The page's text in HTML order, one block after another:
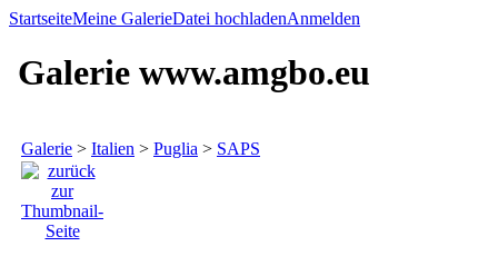
StartseiteMeine GalerieDatei hochladenAnmelden
Galerie www.amgbo.eu
Galerie > Italien > Puglia > SAPS